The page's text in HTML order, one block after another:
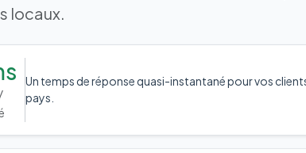
locaux.
Un temps de réponse quasi-instantané pour vos
pays.